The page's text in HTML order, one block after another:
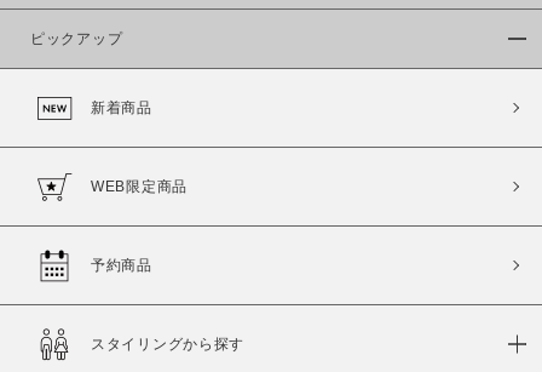
カラー
ピックアップ
新着商品
WEB限定商品
予約商品
スタイリングから探す